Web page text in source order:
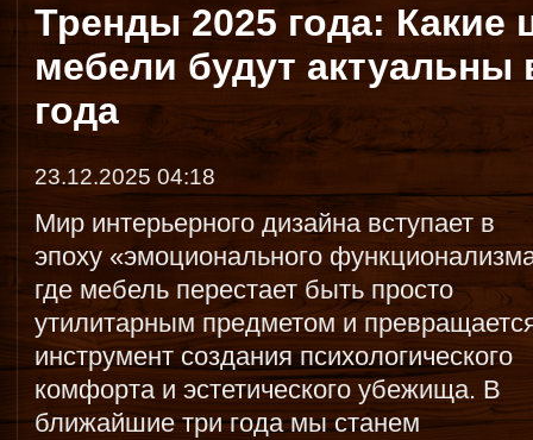
Тренды 2025 года:
мебели будут
года
23.12.2025 04:18
Мир интерьерного дизайна вступает в
эпоху «эмоционального
где мебель перестает быть просто
утилитарным предметом и
инструмент создания психологического
комфорта и эстетического убежища. В
ближайшие три года мы станем